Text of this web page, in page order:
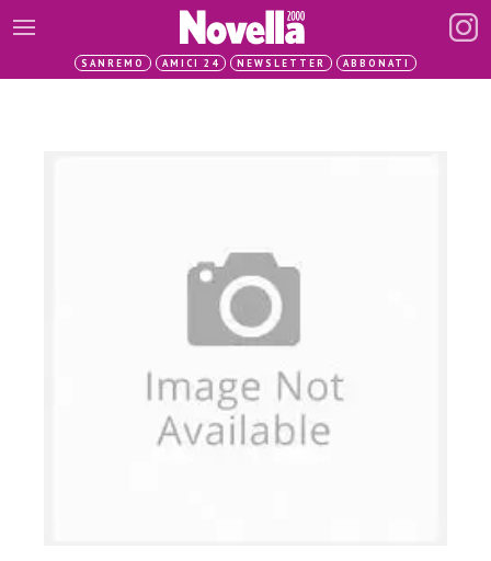
SANREMO AMICI 24 NEWSLETTER ABBONATI